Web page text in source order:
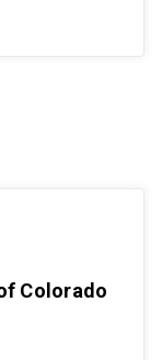
Colorado